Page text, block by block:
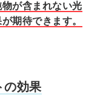
物が含まれない光
期待できます。
の効果